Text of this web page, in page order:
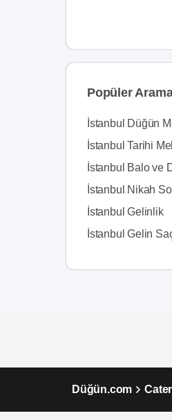
Popüler
İstanbul Düğün
İstanbul Tarihi
İstanbul Balo ve
İstanbul Nikah
İstanbul Gelinlik
İstanbul Gelin
Düğün.com